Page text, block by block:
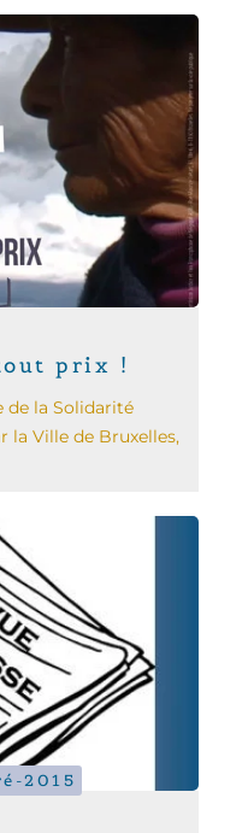
prix !
de la Solidarité
la Ville de Bruxelles,
2015